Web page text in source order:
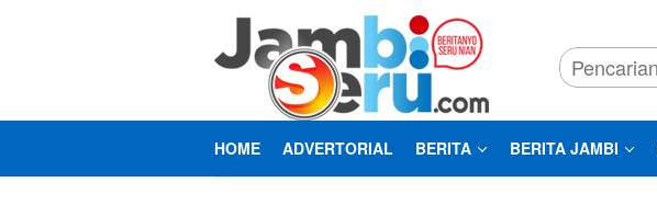
HOME ADVERTORIAL BERITA BERITA JAMBI